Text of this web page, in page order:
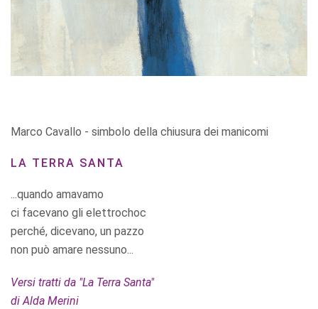
Marco Cavallo - simbolo della chiusura dei manicomi
LA TERRA SANTA
...quando amavamo
ci facevano gli elettrochoc
perché, dicevano, un pazzo
non può amare nessuno...
Versi tratti da "La Terra Santa"
di Alda Merini